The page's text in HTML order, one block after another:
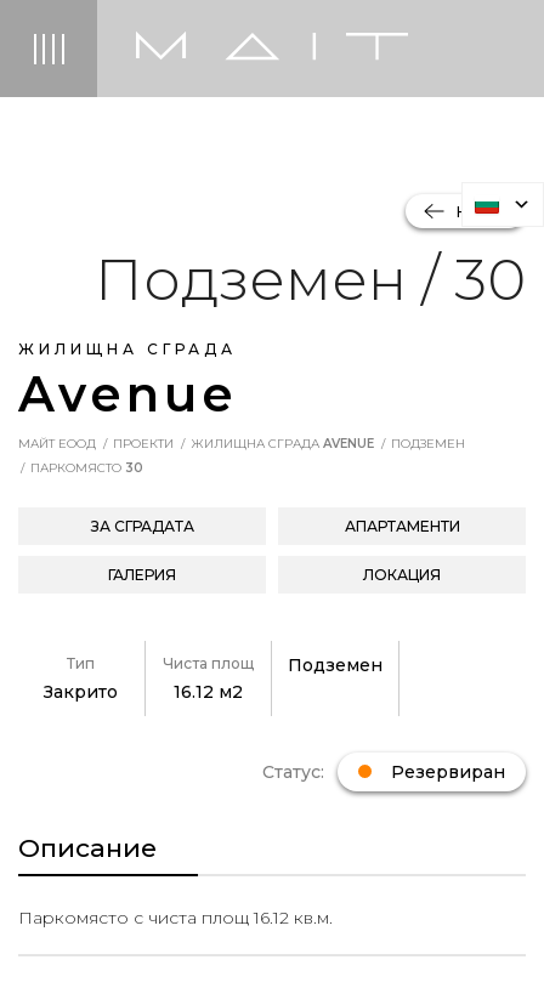
ЖИЛИЩНА СГРАДА
Avenue
НАЗАД
Подземен / 30
МАЙТ ЕООД ПРОЕКТИ ЖИЛИЩНА СГРАДА AVENUE
ПОДЗЕМЕН
ПАРКОМЯСТО 30
ЗА СГРАДАТА АПАРТАМЕНТИ
ГАЛЕРИЯ ЛОКАЦИЯ
Тип
Закрито
Чиста площ
16.12 м2
Подземен
Статус: Резервиран
Описание
Паркомясто с чиста площ 16.12 кв.м.